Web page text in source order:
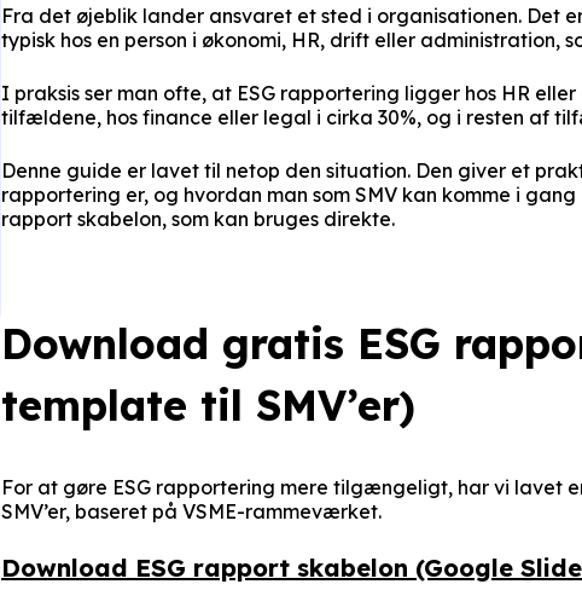
Fra det øjeblik lander ansvaret et sted i organisationen. Det
typisk hos en person i økonomi, HR, drift eller
I praksis ser man ofte, at ESG rapportering ligger hos HR
tilfældene, hos finance eller legal i cirka 30%, og i resten af
Denne guide er lavet til netop den situation. Den giver et
rapportering er, og hvordan man som SMV kan komme i
rapport skabelon, som kan bruges direkte.
Download gratis ESG
template til SMV’er)
For at gøre ESG rapportering mere tilgængeligt, har vi lavet
SMV’er, baseret på VSME-rammeværket.
Download ESG rapport skabelon (Google